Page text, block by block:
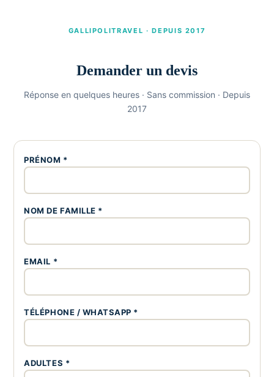
GALLIPOLITRAVEL · DEPUIS 2017
Demander un devis
Réponse en quelques heures · Sans commission · Depuis
2017
PRÉNOM *
NOM DE FAMILLE *
EMAIL *
TÉLÉPHONE / WHATSAPP *
ADULTES *